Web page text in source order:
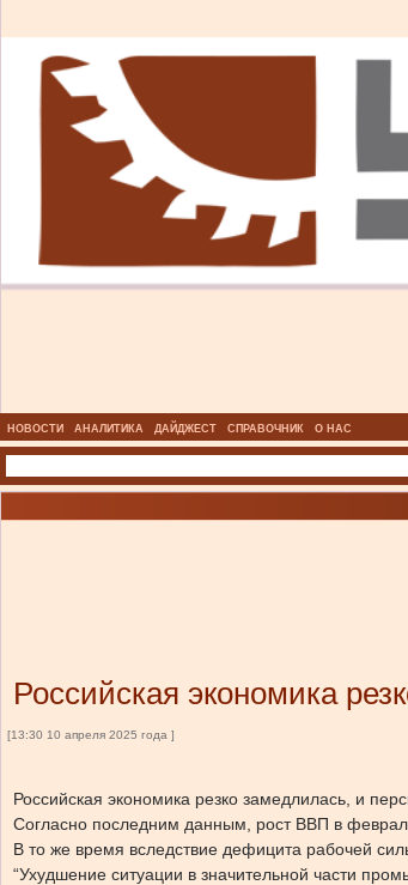
НОВОСТИ АНАЛИТИКА ДАЙДЖЕСТ СПРАВОЧНИК О НАС
Российская экономика
[13:30 10 апреля 2025 года ]
Российская экономика резко замедлилась, и
Согласно последним данным, рост ВВП в
В то же время вследствие дефицита рабочей
“Ухудшение ситуации в значительной части